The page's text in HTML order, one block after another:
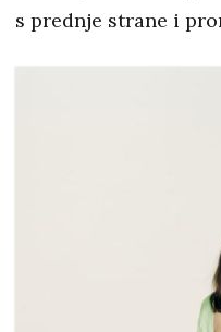
s prednje strane i